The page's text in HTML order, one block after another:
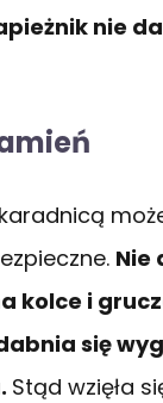
nie
Nie
kolce i
się
Stąd wzięła